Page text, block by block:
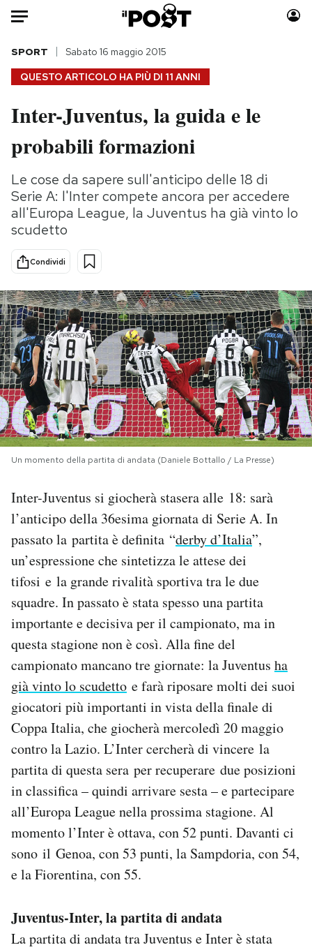
Auto
HOME
Italia
Politica
Tecnologia
Internet
Scienza
Cultura
Economia
Moda
Consumismi
Storie/Idee
Ok Boomer!
Media
PODCAST
NEWSLETTER
I MIEI PREFERITI
CALENDARIO
AREA PERSONALE
Area Personale
Newsletter
Regala il Post
Hai bisogno di aiuto?
Esci
QUESTO ARTICOLO HA PIÙ DI 11 ANNI
SPORT Sabato 16 maggio 2015
Inter-Juventus, la guida e le
probabili formazioni
Le cose da sapere sull'anticipo delle 18 di
Serie A: l'Inter compete ancora per accedere
all'Europa League, la Juventus ha già vinto lo
scudetto
Condividi
Un momento della partita di andata (Daniele Bottallo / La Presse)
Inter-Juventus si giocherà stasera alle 18: sarà
l’anticipo della 36esima giornata di Serie A. In
passato la partita è definita “derby d’Italia”,
un’espressione che sintetizza le attese dei
tifosi e la grande rivalità sportiva tra le due
squadre. In passato è stata spesso una partita
importante e decisiva per il campionato, ma in
questa stagione non è così. Alla fine del
campionato mancano tre giornate: la Juventus ha
già vinto lo scudetto e farà riposare molti dei suoi
giocatori più importanti in vista della finale di
Coppa Italia, che giocherà mercoledì 20 maggio
contro la Lazio. L’Inter cercherà di vincere la
partita di questa sera per recuperare due posizioni
in classifica – quindi arrivare sesta – e partecipare
all’Europa League nella prossima stagione. Al
momento l’Inter è ottava, con 52 punti. Davanti ci
sono il Genoa, con 53 punti, la Sampdoria, con 54,
e la Fiorentina, con 55.
Juventus-Inter, la partita di andata
La partita di andata tra Juventus e Inter è stata